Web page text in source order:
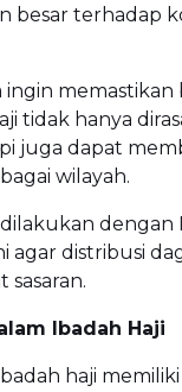
besar terhadap
memastikan
tidak hanya
juga dapat
wilayah.
dengan
agar distribusi
Ibadah Haji
haji